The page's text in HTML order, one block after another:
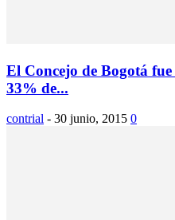
El Concejo de Bogotá
33% de...
contrial - 30 junio, 2015 0